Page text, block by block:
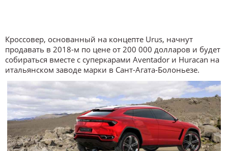
Кроссовер, основанный на концепте Urus, начнут
продавать в 2018-м по цене от 200 000 долларов и будет
собираться вместе с суперкарами Aventador и Huracan на
итальянском заводе марки в Сант-Агата-Болоньезе.